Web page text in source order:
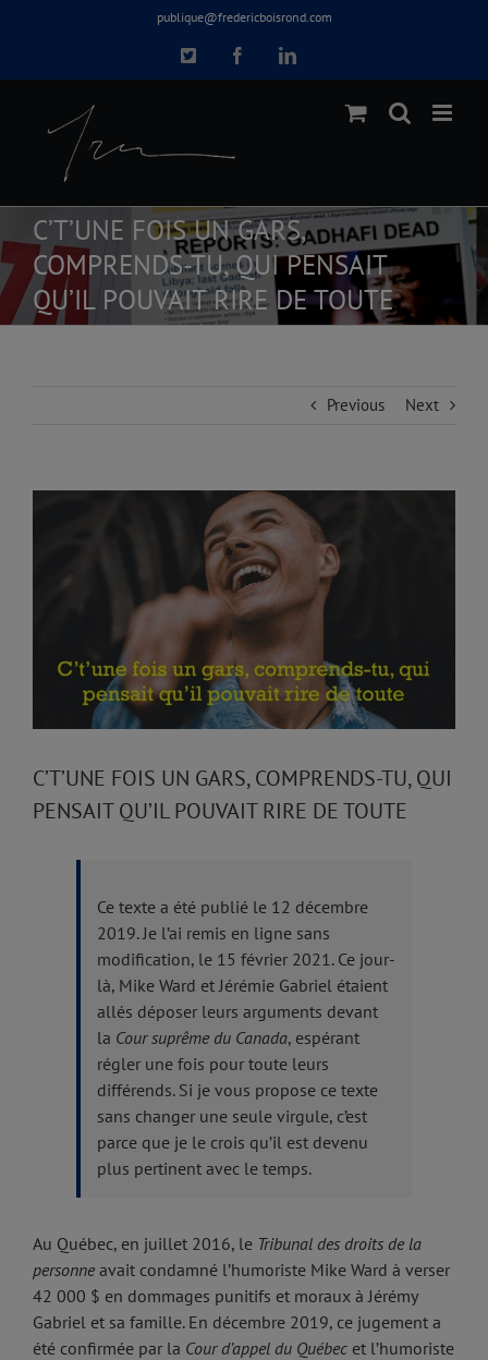
publique@fredericboisrond.com
X FacebookLinkedIn
C’T’UNE FOIS UN GARS,
COMPRENDS-TU, QUI PENSAIT
QU’IL POUVAIT RIRE DE TOUTE
Previous Next
C’T’UNE FOIS UN GARS, COMPRENDS-TU, QUI
PENSAIT QU’IL POUVAIT RIRE DE TOUTE
Ce texte a été publié le 12 décembre
2019. Je l’ai remis en ligne sans
modification, le 15 février 2021. Ce jour-
là, Mike Ward et Jérémie Gabriel étaient
allés déposer leurs arguments devant
la Cour suprême du Canada, espérant
régler une fois pour toute leurs
différends. Si je vous propose ce texte
sans changer une seule virgule, c’est
parce que je le crois qu’il est devenu
plus pertinent avec le temps.
Au Québec, en juillet 2016, le Tribunal des droits de la
personne avait condamné l’humoriste Mike Ward à verser
42 000 $ en dommages punitifs et moraux à Jérémy
Gabriel et sa famille. En décembre 2019, ce jugement a
été confirmée par la Cour d’appel du Québec et l’humoriste